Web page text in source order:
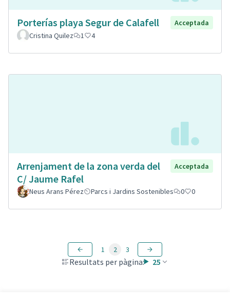
Porterías playa Segur de Calafell
Acceptada
Cristina Quilez
1 4
Arrenjament de la zona verda del
C/ Jaume Rafel
Acceptada
Neus Arans Pérez Parcs i Jardins Sostenibles 0 0
Resultats per pàgina: 25
1 2 3